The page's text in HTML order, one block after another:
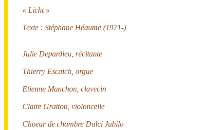
« Licht »
Texte : Stéphane Héaume (1971-)
Julie Depardieu, récitante
Thierry Escaich, orgue
Etienne Manchon, clavecin
Claire Gratton, violoncelle
Choeur de chambre Dulci Jubilo